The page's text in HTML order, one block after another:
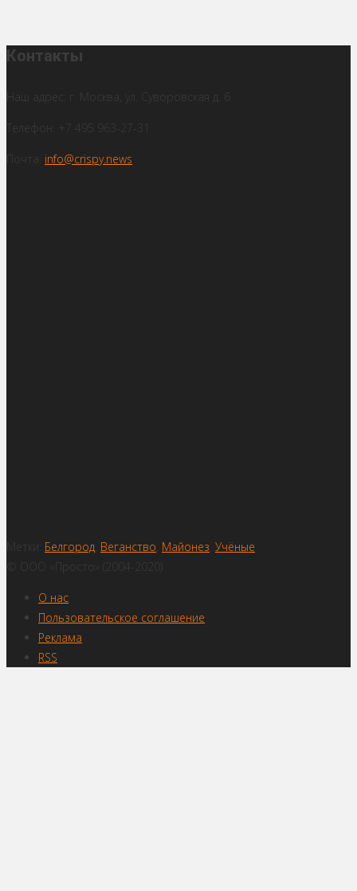
Контакты
Наш адрес: г. Москва, ул. Суворовская д. 6
Телефон: +7 495 963-27-31
Почта: info@crispy.news
Метки: Белгород Веганство Майонез Учёные
© ООО «Просто» (2004-2020)
О нас
Пользовательское соглашение
Реклама
RSS